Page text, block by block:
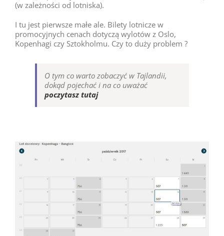
(w zależności od lotniska).
I tu jest pierwsze małe ale. Bilety lotnicze w
promocyjnych cenach dotyczą wylotów z Oslo,
Kopenhagi czy Sztokholmu. Czy to duży problem ?
O tym co warto zobaczyć w Tajlandii,
dokąd pojechać i na co uważać
poczytasz tutaj